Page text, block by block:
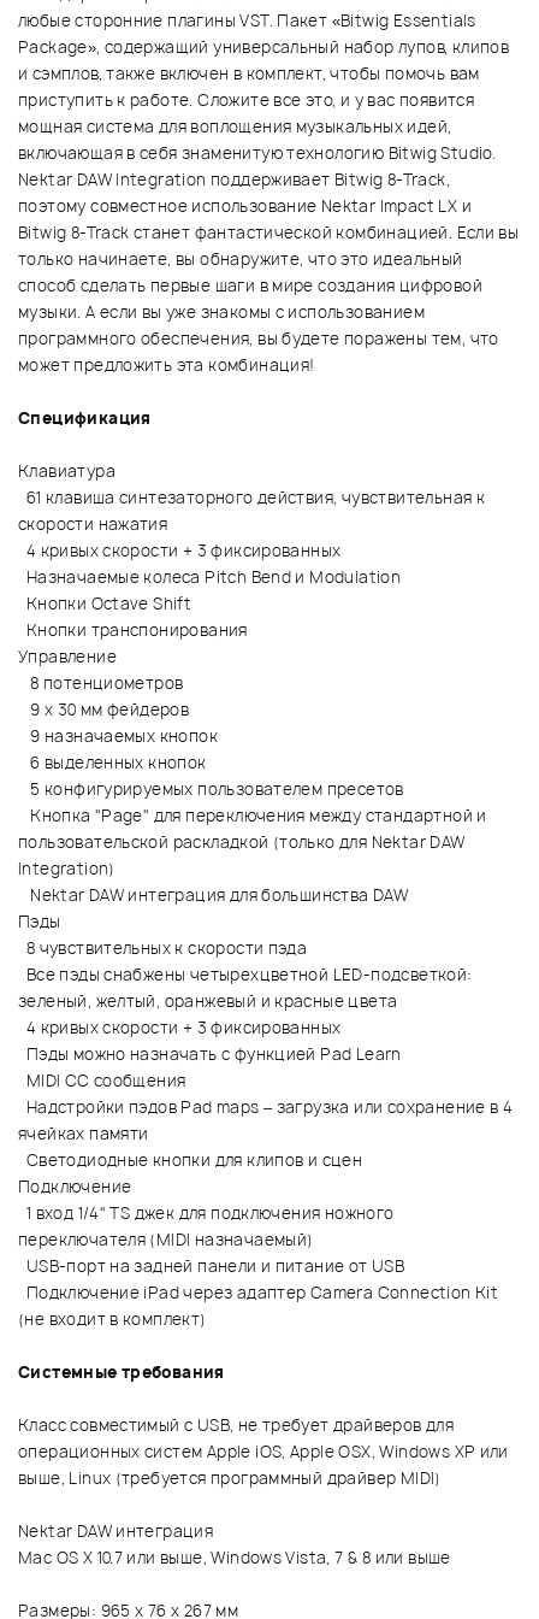
любые сторонние плагины VST. Пакет «Bitwig Essentials
Package», содержащий универсальный набор лупов, клипов
и сэмплов, также включен в комплект, чтобы помочь вам
приступить к работе. Сложите все это, и у вас появится
мощная система для воплощения музыкальных идей,
включающая в себя знаменитую технологию Bitwig Studio.
Nektar DAW Integration поддерживает Bitwig 8-Track,
поэтому совместное использование Nektar Impact LX и
Bitwig 8-Track станет фантастической комбинацией. Если вы
только начинаете, вы обнаружите, что это идеальный
способ сделать первые шаги в мире создания цифровой
музыки. А если вы уже знакомы с использованием
программного обеспечения, вы будете поражены тем, что
может предложить эта комбинация!
Спецификация
Клавиатура
61 клавиша синтезаторного действия, чувствительная к
скорости нажатия
4 кривых скорости + 3 фиксированных
Назначаемые колеса Pitch Bend и Modulation
Кнопки Octave Shift
Кнопки транспонирования
Управление
8 потенциометров
9 х 30 мм фейдеров
9 назначаемых кнопок
6 выделенных кнопок
5 конфигурируемых пользователем пресетов
Кнопка "Page" для переключения между стандартной и
пользовательской раскладкой (только для Nektar DAW
Integration)
Nektar DAW интеграция для большинства DAW
Пэды
8 чувствительных к скорости пэда
Все пэды снабжены четырехцветной LED-подсветкой:
зеленый, желтый, оранжевый и красные цвета
4 кривых скорости + 3 фиксированных
Пэды можно назначать с функцией Pad Learn
MIDI CC сообщения
Надстройки пэдов Pad maps – загрузка или сохранение в 4
ячейках памяти
Светодиодные кнопки для клипов и сцен
Подключение
1 вход 1/4" TS джек для подключения ножного
переключателя (MIDI назначаемый)
USB-порт на задней панели и питание от USB
Подключение iPad через адаптер Camera Connection Kit
(не входит в комплект)
Системные требования
Класс совместимый с USB, не требует драйверов для
операционных систем Apple iOS, Apple OSX, Windows XP или
выше, Linux (требуется программный драйвер MIDI)
Nektar DAW интеграция
Mac OS X 10.7 или выше, Windows Vista, 7 & 8 или выше
Размеры: 965 x 76 x 267 мм